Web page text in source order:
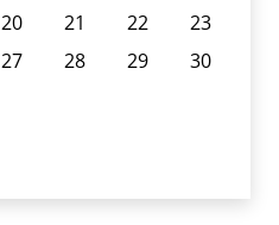
20 21 22
23
27 28 29
30